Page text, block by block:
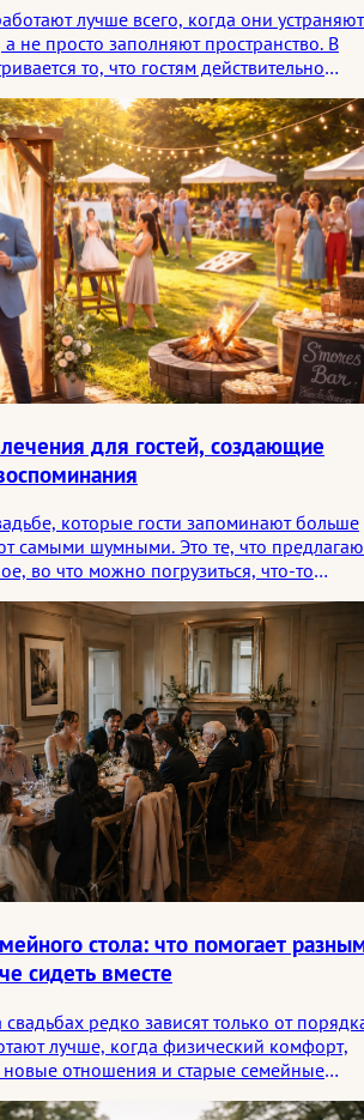
лучше всего, когда они устраняют
не просто заполняют пространство. В
то, что гостям действительно
может ответить хороший сайт, прежде
паре.
для гостей, создающие
которые гости запоминают больше
самыми шумными. Это те, что
во что можно погрузиться, что-то
потом. В этой статье
виды свадебных мероприятий для
оставаться в памяти людей и почему
более глубокий след, чем более
стола: что помогает
сидеть вместе
редко зависят только от
лучше, когда физический комфорт,
отношения и старые семейные